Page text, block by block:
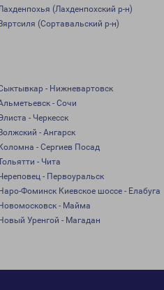
(Лахденпохский р-н)
(Сортавальский р-н)
- Нижневартовск
- Сочи
- Черкесск
- Ангарск
- Сергиев Посад
- Чита
- Первоуральск
Фоминск Киевское шоссе - Елабуга
- Майма
Уренгой - Магадан